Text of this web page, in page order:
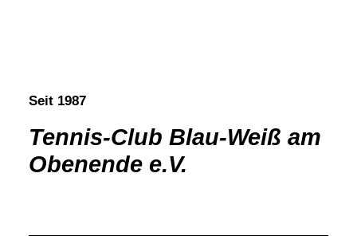
Seit 1987
Tennis-Club Blau-Weiß am
Obenende e.V.